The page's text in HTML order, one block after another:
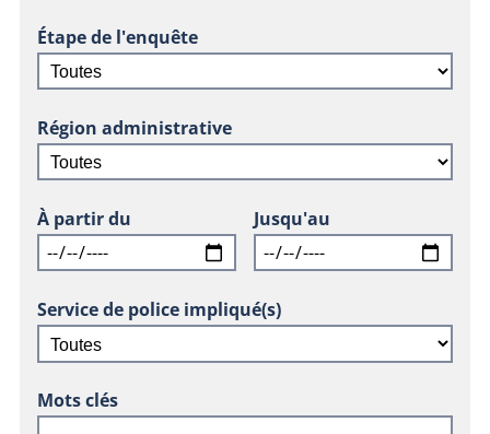
Étape de l'enquête
Région administrative
À partir du Jusqu'au
Service de police impliqué(s)
Mots clés